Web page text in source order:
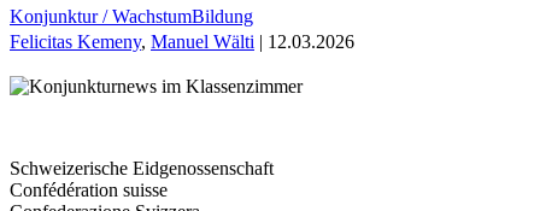
Konjunktur / WachstumBildung
Felicitas Kemeny, Manuel Wälti | 12.03.2026
Schweizerische Eidgenossenschaft
Confédération suisse